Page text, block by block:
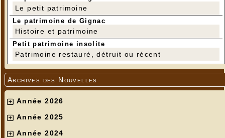
Le petit patrimoine
Le patrimoine de Gignac
Histoire et patrimoine
Petit patrimoine insolite
Patrimoine restauré, détruit ou récent
Archives des Nouvelles
Année 2026
Année 2025
Année 2024